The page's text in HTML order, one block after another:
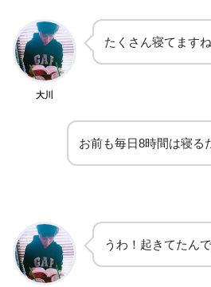
大川
たくさん寝てますね
お前も毎日8時間は寝る
うわ！起きてたんで